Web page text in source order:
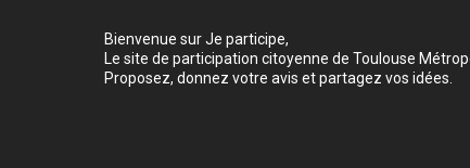
Bienvenue sur Je participe,
Le site de participation citoyenne de Toulouse
Proposez, donnez votre avis et partagez vos idées.